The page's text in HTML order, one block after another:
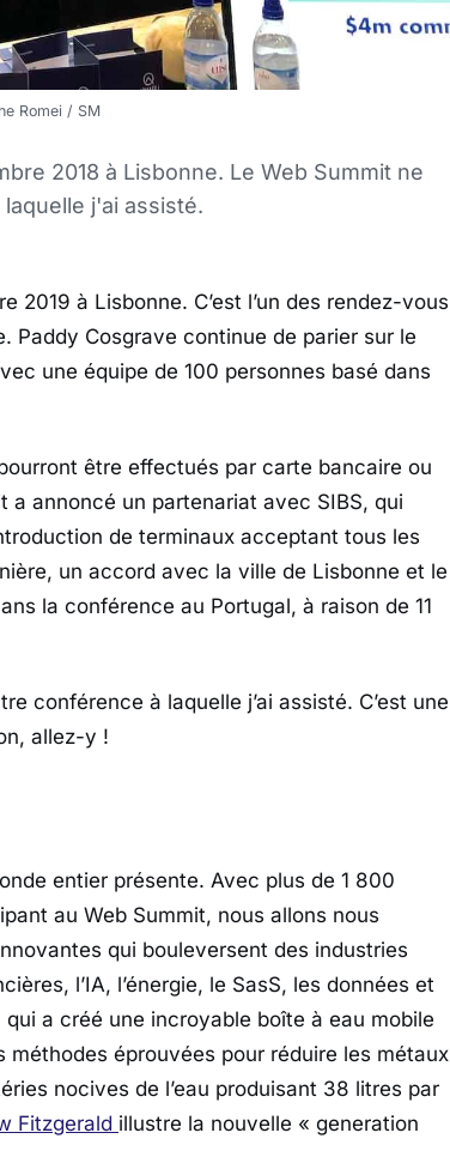
Romei / SM
2018 à Lisbonne. Le Web Summit ne
j'ai assisté.
2019 à Lisbonne. C’est l’un des rendez-vous
Paddy Cosgrave continue de parier sur le
une équipe de 100 personnes basé dans
être effectués par carte bancaire ou
a annoncé un partenariat avec SIBS, qui
de terminaux acceptant tous les
un accord avec la ville de Lisbonne et le
la conférence au Portugal, à raison de 11
conférence à laquelle j’ai assisté. C’est une
allez-y !
entier présente. Avec plus de 1 800
au Web Summit, nous allons nous
qui bouleversent des industries
l’IA, l’énergie, le SasS, les données et
a créé une incroyable boîte à eau mobile
méthodes éprouvées pour réduire les métaux
nocives de l’eau produisant 38 litres par
Fitzgerald illustre la nouvelle « generation